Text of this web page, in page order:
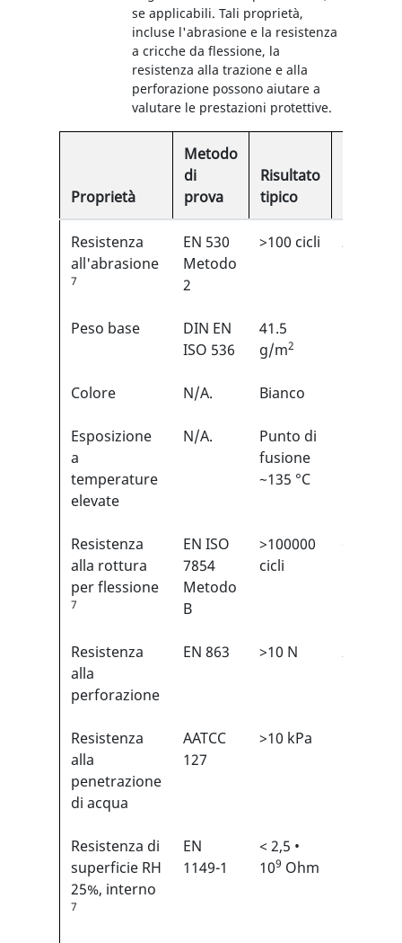
se applicabili. Tali proprietà,
incluse l'abrasione e la resistenza
a cricche da flessione, la
resistenza alla trazione e alla
perforazione possono aiutare a
valutare le prestazioni protettive.
Proprietà
Metodo
di
prova
Risultato
tipico
Resistenza
all'abrasione
7
EN 530
Metodo
2
>100 cicli 2/6
Peso base
DIN EN
ISO 536
41.5
g/m2
Colore N/A. Bianco
Esposizione
a
temperature
elevate
N/A.
Punto di
fusione
~135 °C
Resistenza
alla rottura
per flessione
7
EN ISO
7854
Metodo
B
>100000
cicli
Resistenza
alla
perforazione
EN 863 >10 N 2/6
Resistenza
alla
penetrazione
di acqua
AATCC
127
>10 kPa
Resistenza di
superficie RH
25%, interno
7
EN
1149-1
< 2,5 •
109 Ohm